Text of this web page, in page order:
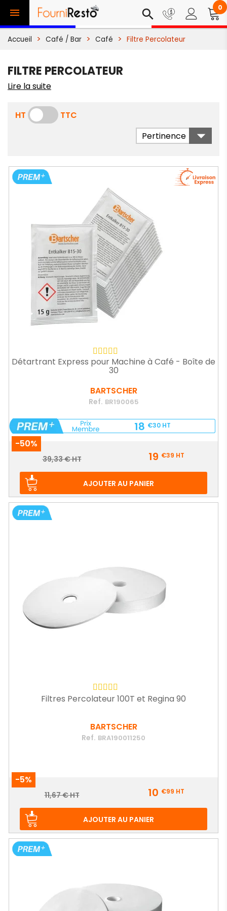
 search 0
Accueil Café / Bar Café Filtre Percolateur
FILTRE PERCOLATEUR
Lire la suite
HT
TTC
Pertinence

Détartrant Express pour Machine à Café - Boîte de
30
BARTSCHER
Ref. BR190065
18 €30 HT
-50%
Prix
Prix
39,33 € HT 19 €39 HT
AJOUTER AU PANIER
Filtres Percolateur 100T et Regina 90
BARTSCHER
Ref. BRA190011250
-5%
Prix
Prix
11,67 € HT 10 €99 HT
AJOUTER AU PANIER